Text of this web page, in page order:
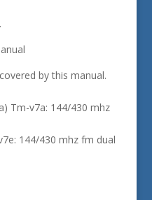
by this manual.
Tm-v7a: 144/430 mhz
144/430 mhz fm dual